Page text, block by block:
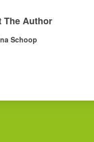
The Author
Schoop